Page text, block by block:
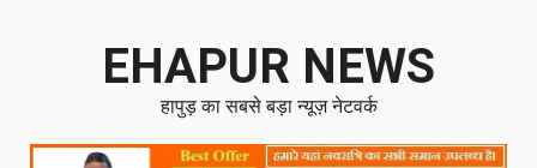
EHAPUR NEWS
हापुड़ का सबसे बड़ा न्यूज़ नेटवर्क